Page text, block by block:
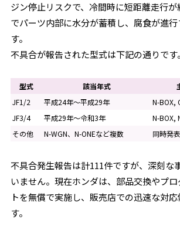
ジン停止リスクで、冷間時に短距離走行
でパーツ内部に水分が蓄積し、腐食が進
す。
不具合が報告された型式は下記の通りです。
型式 該当年式
JF1/2
平成24年〜平成29年
N-BOX,
JF3/4
平成29年〜令和3年
N-BOX,
その他
N-WGN、N-ONEなど複数 同時発
不具合発生報告は計111件ですが、深刻な
いません。現在ホンダは、部品交換やプ
トを無償で実施し、販売店での迅速な対
す。